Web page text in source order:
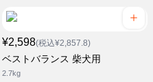
¥2,598(税込¥2,857.8)
ベストバランス 柴犬用
2.7kg